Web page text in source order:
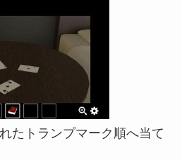
たトランプマーク順へ当て